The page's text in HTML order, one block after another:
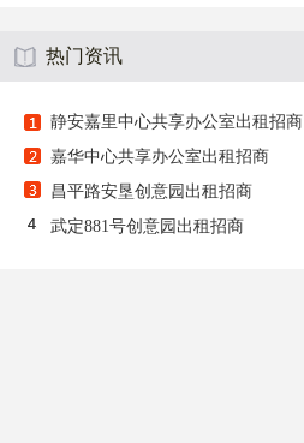
热门资讯
静安嘉里中心共享办公室出租招商
嘉华中心共享办公室出租招商
昌平路安垦创意园出租招商
武定881号创意园出租招商